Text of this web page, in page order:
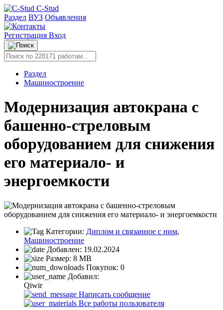
C-Stud
Раздел ВУЗ Объявления
Регистрация Вход
Раздел
Машиностроение
Модернизация автокрана с
башенно-стреловым
оборудованием для снижения
его материало- и
энергоемкости
Категории: Диплом и связанное с ним,
Машиностроение
Добавлен: 19.02.2024
Размер: 8 MB
Покупок: 0
Добавил:
Qiwir
Написать сообщение
Все работы пользователя